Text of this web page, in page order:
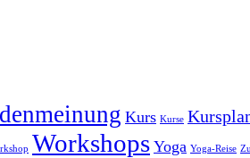
Kurs Kurse
Workshops Yoga Yoga-Reise